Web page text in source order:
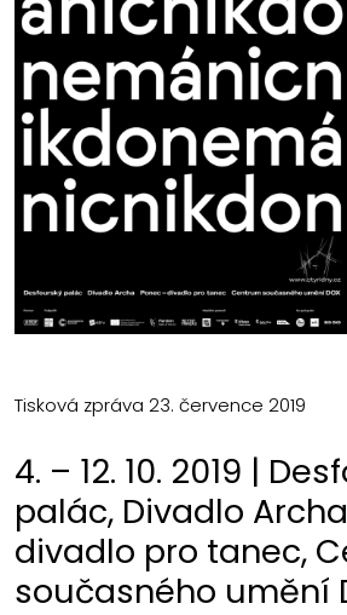
Tisková zpráva 23. července 2019
4. – 12. 10. 2019 |
palác, Divadlo
divadlo pro tanec,
současného umění